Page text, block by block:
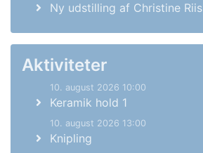
Ny udstilling af Christine Riis
Aktiviteter
10. august 2026 10:00
Keramik hold 1
10. august 2026 13:00
Knipling